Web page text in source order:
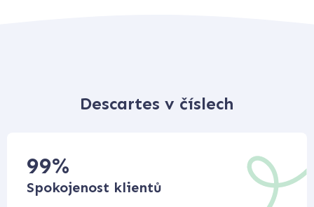
Descartes v číslech
99%
Spokojenost klientů